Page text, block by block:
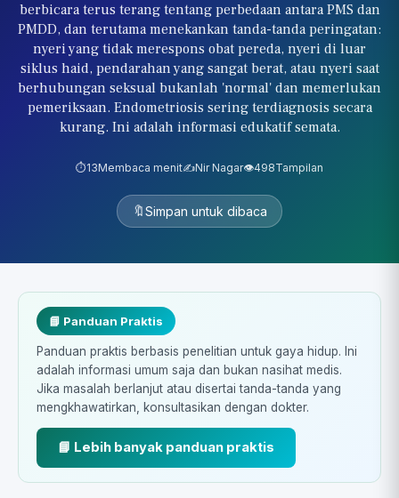
berbicara terus terang tentang perbedaan antara PMS dan
PMDD, dan terutama menekankan tanda-tanda peringatan:
nyeri yang tidak merespons obat pereda, nyeri di luar
siklus haid, pendarahan yang sangat berat, atau nyeri saat
berhubungan seksual bukanlah 'normal' dan memerlukan
pemeriksaan. Endometriosis sering terdiagnosis secara
kurang. Ini adalah informasi edukatif semata.
⏱️13Membaca menit✍️Nir Nagar👁️498Tampilan
🔖Simpan untuk dibaca
📘 Panduan Praktis
Panduan praktis berbasis penelitian untuk gaya hidup. Ini
adalah informasi umum saja dan bukan nasihat medis.
Jika masalah berlanjut atau disertai tanda-tanda yang
mengkhawatirkan, konsultasikan dengan dokter.
📘 Lebih banyak panduan praktis